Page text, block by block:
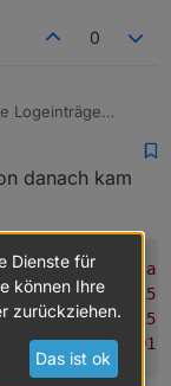
0
Logeinträge
sehen ob er
hier war.
19:32
danach kam
(13915)
(13915)
Dienste für
können Ihre
zurückziehen.
Das ist ok